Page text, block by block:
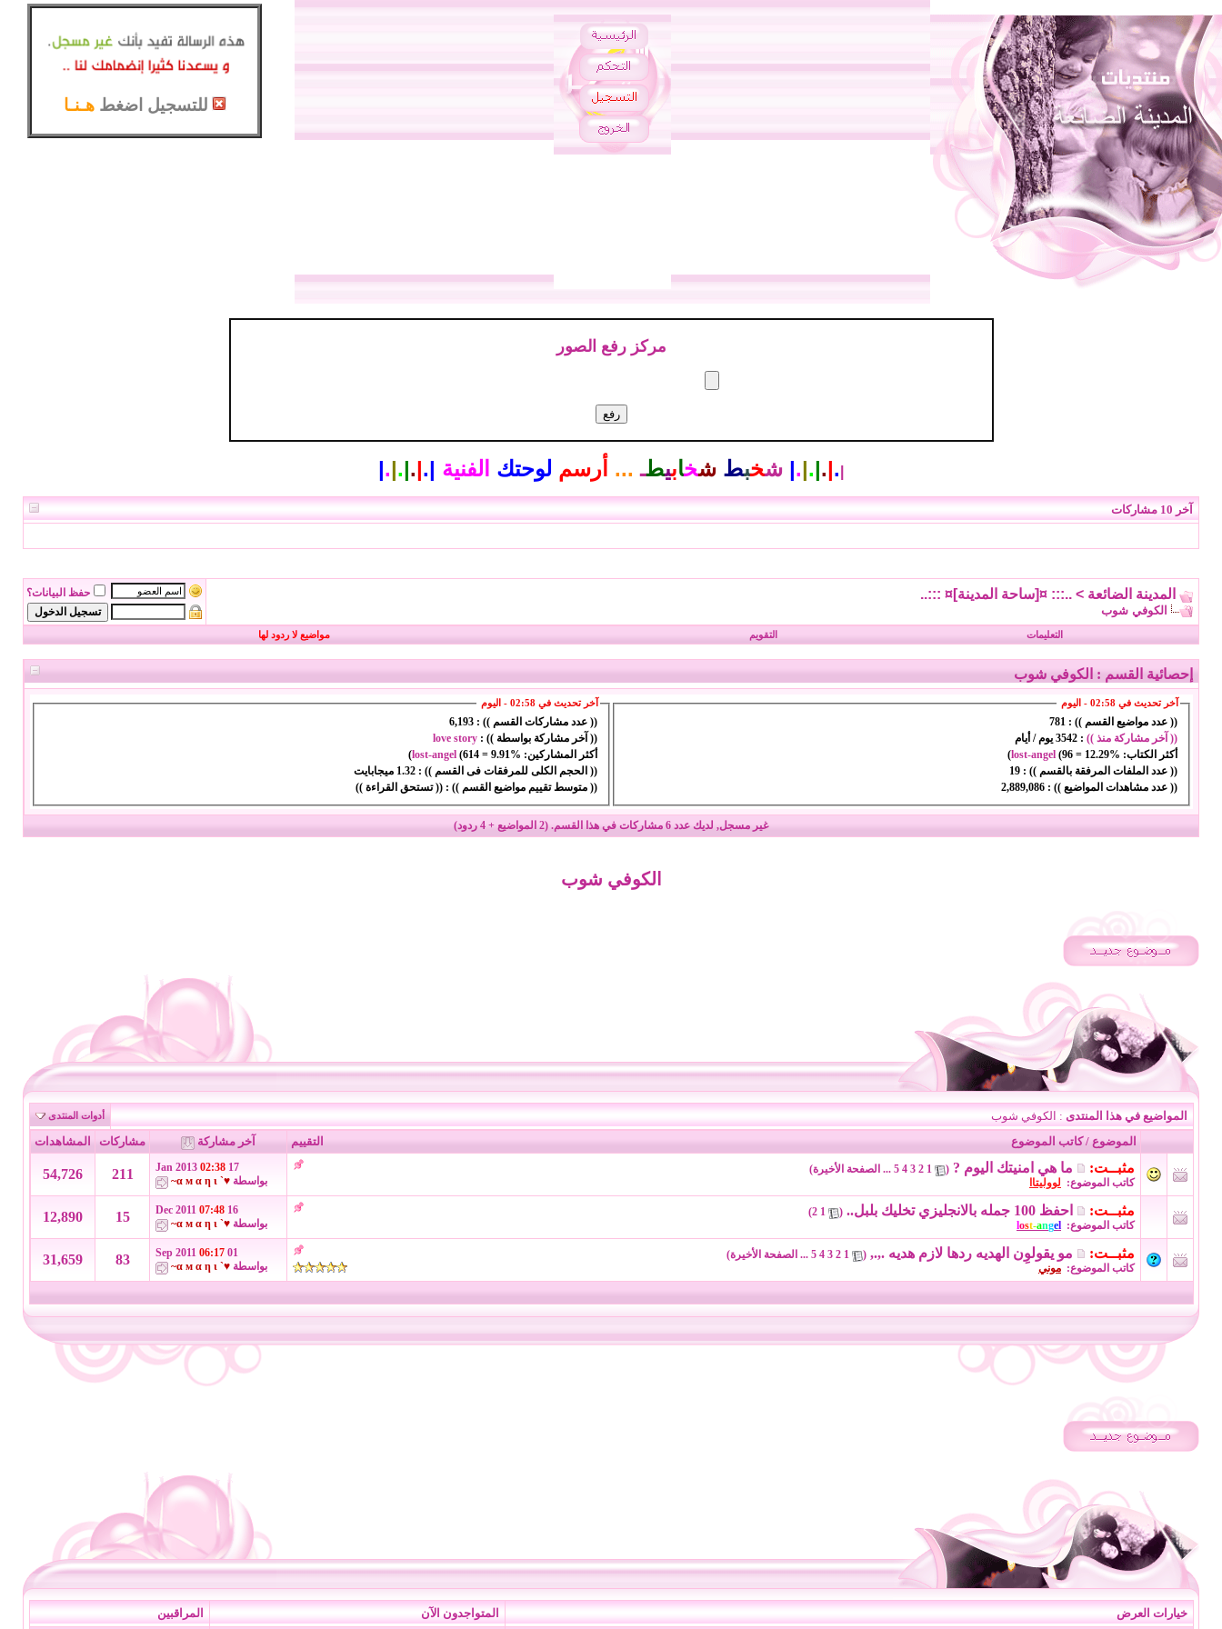
للتسجيل اضغط هـنـا
مركز رفع الصور
.
|
.
|
.
|
.
| شخبط شخابيطـ ... أرسم لوحتك الفنية |
.
|
.
|
.
|
.
|
آخر 10 مشاركات
المدينة الضائعة > ..::: ¤[ساحة المدينة]¤ :::..
الكوفي شوب
حفظ البيانات؟
التعليمات التقويم مواضيع لا ردود لها
إحصائية القسم : الكوفي شوب
آخر تحديث في 02:58 - اليوم
(( عدد مواضيع القسم )) : 781
(( آخر مشاركة منذ )) : 3542 يوم / أيام
أكثر الكتاب:
lost-angel (96 = 12.29%
)
(( عدد الملفات المرفقة بالقسم )) : 19
(( عدد مشاهدات المواضيع )) : 2,889,086
آخر تحديث في 02:58 - اليوم
(( عدد مشاركات القسم )) : 6,193
(( آخر مشاركة بواسطة )) : love story
أكثر المشاركين:
lost-angel (614 = 9.91%
)
(( الحجم الكلى للمرفقات فى القسم )) : 1.32 ميجابايت
(( متوسط تقييم مواضيع القسم )) : (( تستحق القراءة ))
غير مسجل, لديك عدد 6 مشاركات في هذا القسم. (2 المواضيع + 4 ردود)
الكوفي شوب
المواضيع في هذا المنتدى : الكوفي شوب أدوات المنتدى
التقييم الموضوع /كاتب الموضوع آخر مشاركة مشاركات المشاهدات
مثبــت: ما هي امنيتك اليوم ? (
1
2
3
4
5
... الصفحة الأخيرة)
كاتب الموضوع: لووليتاا
17 Jan 2013
02:38
بواسطة ♥` α м α η ι~
211
54,726
مثبــت: احفظ 100 جمله بالانجليزي تخليك بلبل.. (
1
2
)
كاتب الموضوع:
lost-angel
16 Dec 2011
07:48
بواسطة ♥` α м α η ι~
15
12,890
مثبــت: مو يقولوِن الهديه ردها لازم هديه .,., (
1
2
3
4
5
... الصفحة الأخيرة)
كاتب الموضوع: موني
01 Sep 2011
06:17
بواسطة ♥` α м α η ι~
83
31,659
خيارات العرض المتواجدون الآن
المراقبين